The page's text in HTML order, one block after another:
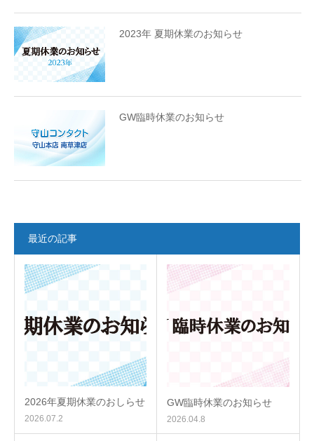
2023年 夏期休業のお知らせ
GW臨時休業のお知らせ
最近の記事
2026年夏期休業のおしらせ
2026.07.2
GW臨時休業のお知らせ
2026.04.8